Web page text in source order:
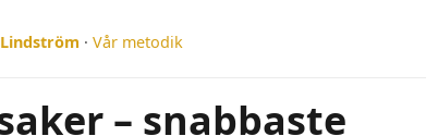
· Vår metodik
– snabbaste